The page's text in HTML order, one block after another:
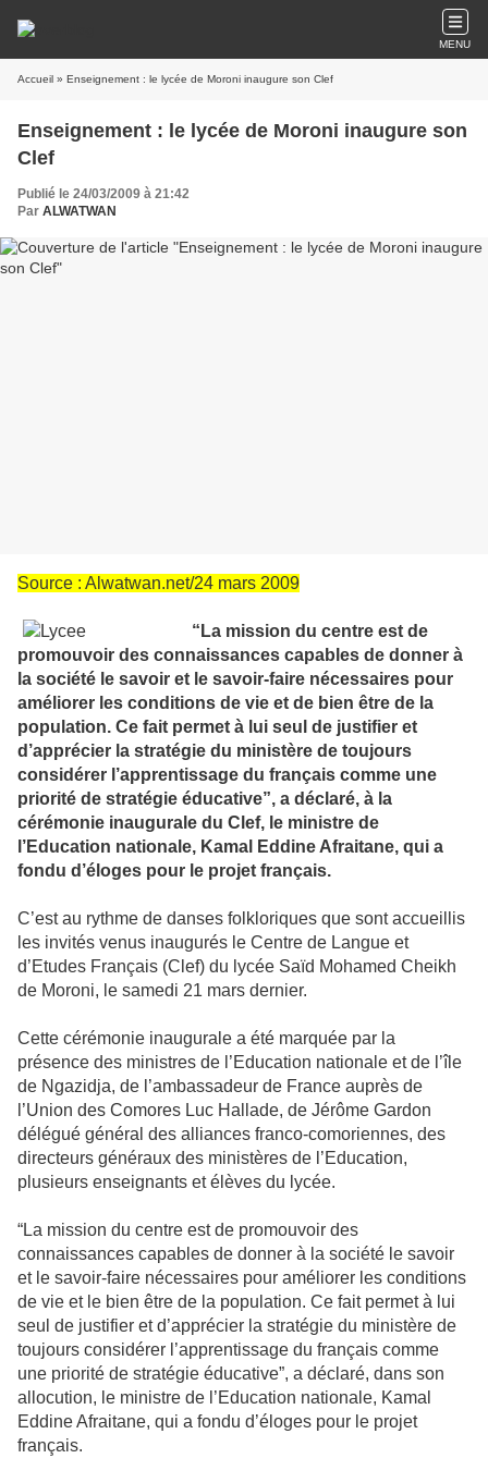
MENU
Accueil » Enseignement : le lycée de Moroni inaugure son Clef
Enseignement : le lycée de Moroni inaugure son
Clef
Publié le 24/03/2009 à 21:42
Par ALWATWAN
Source : Alwatwan.net/24 mars 2009
“La mission du centre est de
promouvoir des connaissances capables de donner à
la société le savoir et le savoir-faire nécessaires pour
améliorer les conditions de vie et de bien être de la
population. Ce fait permet à lui seul de justifier et
d’apprécier la stratégie du ministère de toujours
considérer l’apprentissage du français comme une
priorité de stratégie éducative”, a déclaré, à la
cérémonie inaugurale du Clef, le ministre de
l’Education nationale, Kamal Eddine Afraitane, qui a
fondu d’éloges pour le projet français.
C’est au rythme de danses folkloriques que sont accueillis
les invités venus inaugurés le Centre de Langue et
d’Etudes Français (Clef) du lycée Saïd Mohamed Cheikh
de Moroni, le samedi 21 mars dernier.
Cette cérémonie inaugurale a été marquée par la
présence des ministres de l’Education nationale et de l’île
de Ngazidja, de l’ambassadeur de France auprès de
l’Union des Comores Luc Hallade, de Jérôme Gardon
délégué général des alliances franco-comoriennes, des
directeurs généraux des ministères de l’Education,
plusieurs enseignants et élèves du lycée.
“La mission du centre est de promouvoir des
connaissances capables de donner à la société le savoir
et le savoir-faire nécessaires pour améliorer les conditions
de vie et le bien être de la population. Ce fait permet à lui
seul de justifier et d’apprécier la stratégie du ministère de
toujours considérer l’apprentissage du français comme
une priorité de stratégie éducative”, a déclaré, dans son
allocution, le ministre de l’Education nationale, Kamal
Eddine Afraitane, qui a fondu d’éloges pour le projet
français.